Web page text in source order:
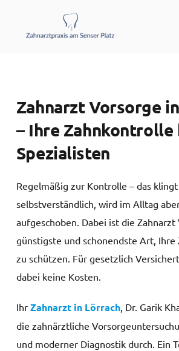
springen
Zahnarzt Vorsorge
– Ihre Zahnkontrolle
Spezialisten
Regelmäßig zur Kontrolle – das klingt
selbstverständlich, wird im Alltag
aufgeschoben. Dabei ist die Zahnarzt
günstigste und schonendste Art, Ihre
zu schützen. Für gesetzlich
dabei keine Kosten.
Ihr Zahnarzt in Lörrach, Dr. Garik
die zahnärztliche
und moderner Diagnostik durch. Ein